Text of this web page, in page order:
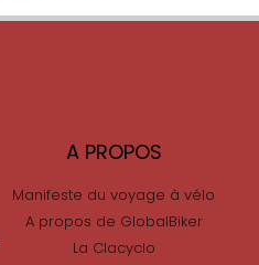
A PROPOS
Manifeste du voyage à vélo
A propos de GlobalBiker
La Clacyclo